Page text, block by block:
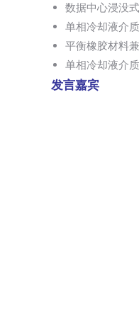
数据中心浸没
单相冷却液介
平衡橡胶材料
单相冷却液介
发言嘉宾